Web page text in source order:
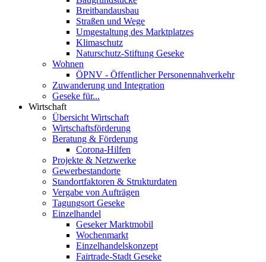
Breitbandausbau
Straßen und Wege
Umgestaltung des Marktplatzes
Klimaschutz
Naturschutz-Stiftung Geseke
Wohnen
ÖPNV - Öffentlicher Personennahverkehr
Zuwanderung und Integration
Geseke für...
Wirtschaft
Übersicht Wirtschaft
Wirtschaftsförderung
Beratung & Förderung
Corona-Hilfen
Projekte & Netzwerke
Gewerbestandorte
Standortfaktoren & Strukturdaten
Vergabe von Aufträgen
Tagungsort Geseke
Einzelhandel
Geseker Marktmobil
Wochenmarkt
Einzelhandelskonzept
Fairtrade-Stadt Geseke